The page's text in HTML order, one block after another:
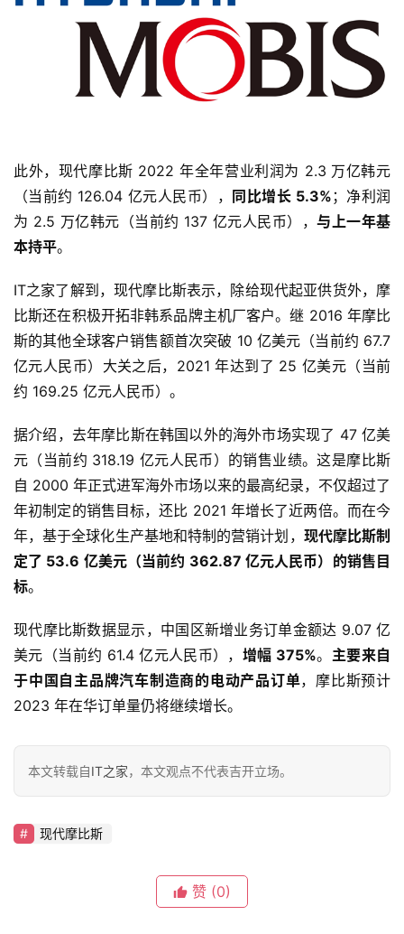
首
页
智
车
时
新
能
师
此外，现代摩比斯 2022 年全年营业利润为 2.3 万亿韩元
（当前约 126.04 亿元人民币），
同比增长 5.3% ；净利润
为 2.5 万亿韩元（当前约 137 亿元人民币）， 与上一年基
本持平。
IT之家了解到，现代摩比斯表示，除给现代起亚供货外，摩
比斯还在积极开拓非韩系品牌主机厂客户。继 2016 年摩比
斯的其他全球客户销售额首次突破 10 亿美元（当前约 67.7
亿元人民币）大关之后，2021 年达到了 25 亿美元（当前
约 169.25 亿元人民币）。
据介绍，去年摩比斯在韩国以外的海外市场实现了 47 亿美
元（当前约 318.19 亿元人民币）的销售业绩。这是摩比斯
自 2000 年正式进军海外市场以来的最高纪录，不仅超过了
年初制定的销售目标，还比 2021 年增长了近两倍。而在今
年，基于全球化生产基地和特制的营销计划， 现代摩比斯制
定了 53.6 亿美元（当前约 362.87 亿元人民币）的销售目
标。
现代摩比斯数据显示，中国区新增业务订单金额达 9.07 亿
美元（当前约 61.4 亿元人民币）， 增幅 375%。 主要来自
于中国自主品牌汽车制造商的电动产品订单，摩比斯预计
2023 年在华订单量仍将继续增长。
本文转载自IT之家，本文观点不代表吉开立场。
现代摩比斯
赞 (0)